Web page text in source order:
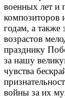
военных лет и
композиторов
годам, а
возрастов
празднику
за нашу
чувства
войны за их